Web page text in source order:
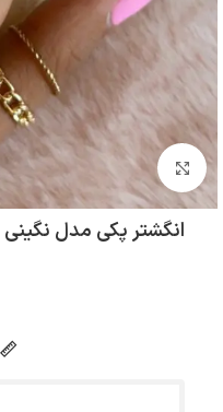
بزرگنمایی تصویر
انگشتر پکی مدل نگینی